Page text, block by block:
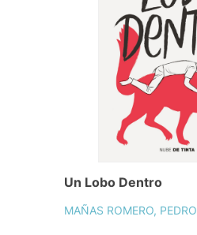
Un Lobo Dentro
MAÑAS ROMERO, PEDRO